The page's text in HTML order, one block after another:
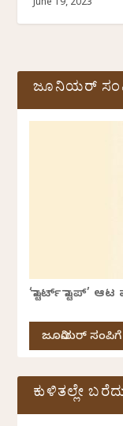
June 19, 2023
ಜೂನಿಯರ್
‘ಸ್ಟಾರ್ಟ್ ಸ್ಟಾಪ್’
ಜೂನಿಯರ್ ಸಂಪಿಗೆ
ಕುಳಿತಲ್ಲೇ